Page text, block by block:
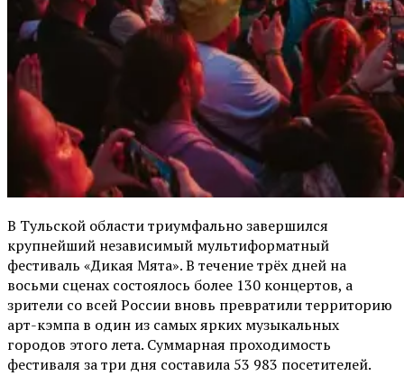
В Тульской области триумфально завершился
крупнейший независимый мультиформатный
фестиваль «Дикая Мята». В течение трёх дней на
восьми сценах состоялось более 130 концертов, а
зрители со всей России вновь превратили территорию
арт-кэмпа в один из самых ярких музыкальных
городов этого лета. Суммарная проходимость
фестиваля за три дня составила 53 983 посетителей.